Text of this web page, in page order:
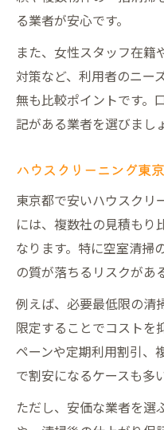
る業者が安心です。
また、女性スタッフ在籍
対策など、利用者のニー
無も比較ポイントです。
記がある業者を選びまし
ハウスクリーニング東
東京都で安いハウスクリ
には、複数社の見積もり
なります。特に空室清掃
の質が落ちるリスクがあ
例えば、必要最低限の清
限定することでコストを
ペーンや定期利用割引、
で割安になるケースも多
ただし、安価な業者を選